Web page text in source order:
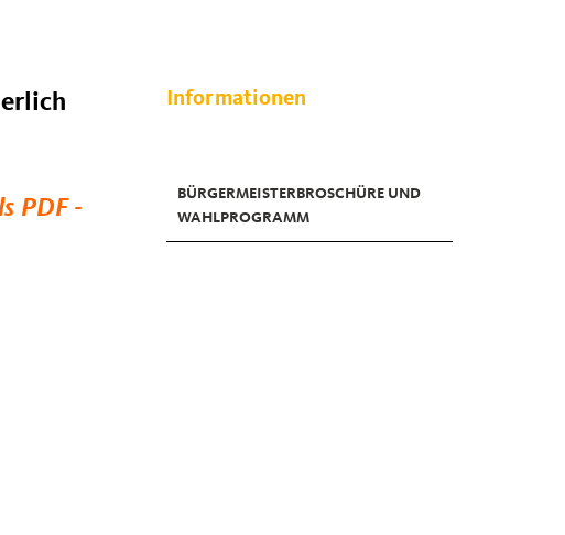
PDF -
Informationen
BÜRGERMEISTERBROSCHÜRE UND
WAHLPROGRAMM